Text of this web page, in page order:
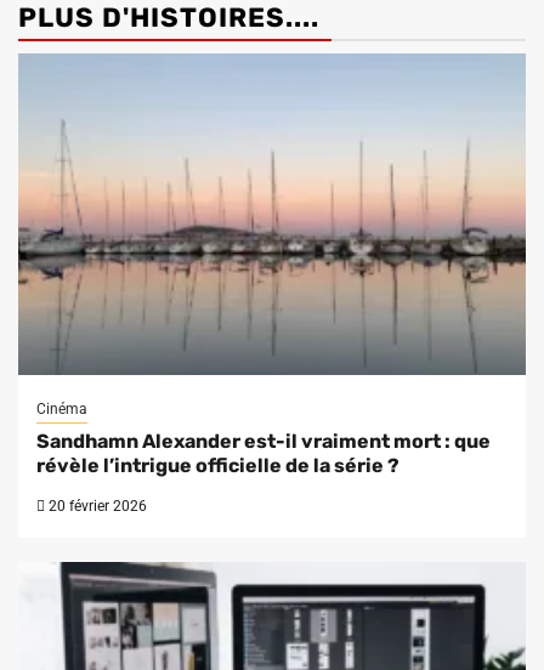
PLUS D'HISTOIRES....
Cinéma
Sandhamn Alexander est-il vraiment mort : que
révèle l’intrigue officielle de la série ?
20 février 2026